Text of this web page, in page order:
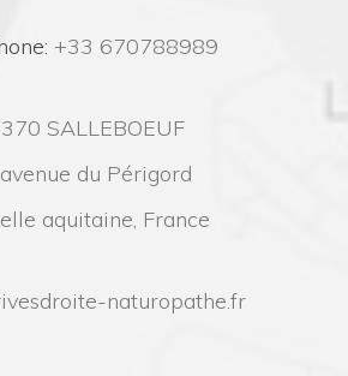
+33 670788989
SALLEBOEUF
du Périgord
aquitaine, France
naturopathe.fr